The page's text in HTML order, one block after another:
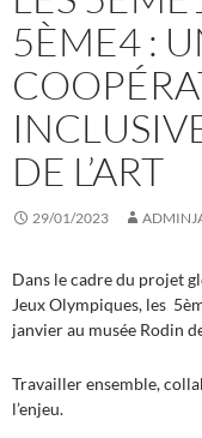
5ÈME4 :
DE L’ART
29/01/2023
Dans le cadre du projet
Jeux Olympiques, les
janvier au musée Rodin
Travailler ensemble,
l’enjeu.